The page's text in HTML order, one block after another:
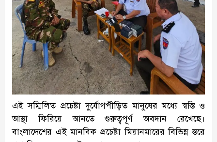
এই সম্মিলিত প্রচেষ্টা দুর্যোগপীড়িত মানুষের মধ্যে স্বস্তি ও
আস্থা ফিরিয়ে আনতে গুরুত্বপূর্ণ অবদান রেখেছে।
বাংলাদেশের এই মানবিক প্রচেষ্টা মিয়ানমারের বিভিন্ন স্তরে